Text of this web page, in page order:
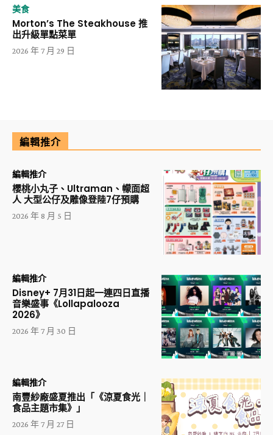
美食
Morton’s The Steakhouse 推
出升級單點菜單
2026 年 7 月 29 日
編輯推介
編輯推介
櫻桃小丸子、Ultraman、幪面超
人 大型公仔及雕像登陸7仔預購
2026 年 8 月 5 日
編輯推介
Disney+ 7月31日起一連四日直播
音樂盛事《Lollapalooza
2026》
2026 年 7 月 30 日
編輯推介
南豐紗廠盛夏推出「《涼夏食光｜
食品主題市集》」
2026 年 7 月 27 日